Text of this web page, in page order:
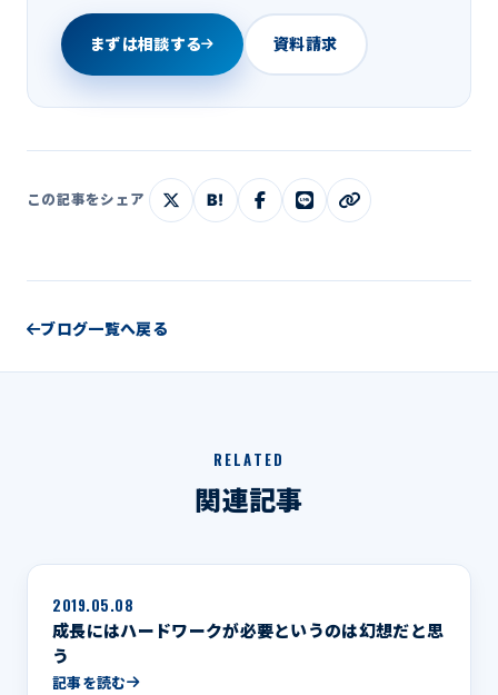
まずは相談する 資料請求
この記事をシェア B!
ブログ一覧へ戻る
RELATED
関連記事
2019.05.08
成長にはハードワークが必要というのは幻想だと思
う
記事を読む